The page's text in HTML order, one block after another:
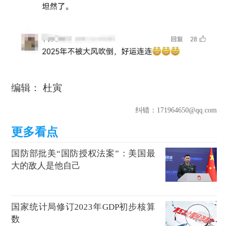
编辑： 杜寅
纠错：171964650@qq.com
国防部批美“国防授权法案”：美国最
大的敌人是他自己
国家统计局修订2023年GDP初步核算
数